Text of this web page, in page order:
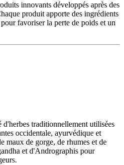
innovants développés après des
produit apporte des ingrédients
favoriser la perte de poids et un
d'herbes traditionnellement utilisées
occidentale, ayurvédique et
maux de gorge, de rhumes et de
et d'Andrographis pour